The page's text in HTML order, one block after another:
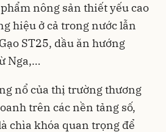
nông sản thiết yếu cao
hiệu ở cả trong nước lẫn
ST25, dầu ăn hướng
Nga,…
nổ của thị trường thương
trên các nền tảng số,
chìa khóa quan trọng để